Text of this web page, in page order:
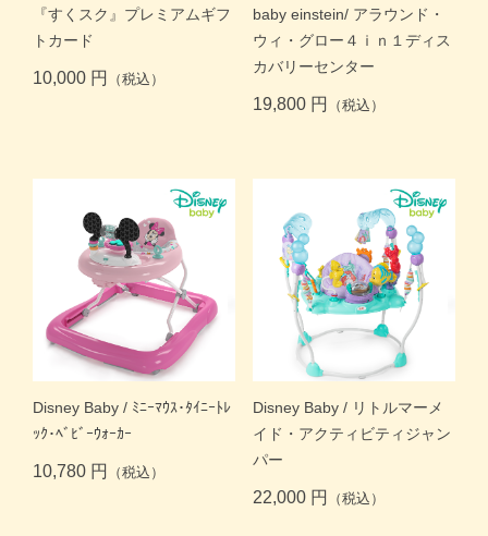
価格帯別
ログイン
カートを見る
会社概要 お問い合わせ
プライバシーポリシー
特定商取引法に基づく表記
『すくスク』プレミアムギフ
トカード
10,000 円 （税込）
baby einstein/ アラウンド・
ウィ・グロー４ｉｎ１ディス
カバリーセンター
19,800 円 （税込）
Disney Baby / ﾐﾆｰﾏｳｽ･ﾀｲﾆｰﾄﾚ
ｯｸ･ﾍﾞﾋﾞｰｳｫｰｶｰ
10,780 円 （税込）
Disney Baby / リトルマーメ
イド・アクティビティジャン
パー
22,000 円 （税込）